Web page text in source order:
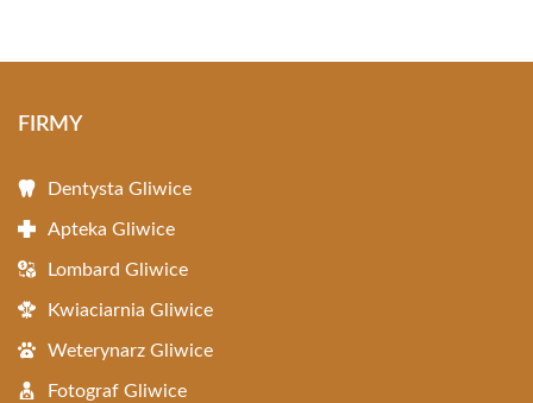
FIRMY
Dentysta Gliwice
Apteka Gliwice
Lombard Gliwice
Kwiaciarnia Gliwice
Weterynarz Gliwice
Fotograf Gliwice